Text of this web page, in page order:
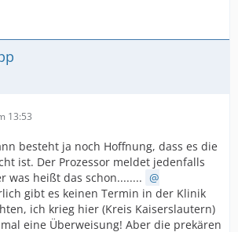
13:53
besteht ja noch Hoffnung, dass es die
ist. Der Prozessor meldet jedenfalls
was heißt das schon........
gibt es keinen Termin in der Klinik
ich krieg hier (Kreis Kaiserslautern)
eine Überweisung! Aber die prekären